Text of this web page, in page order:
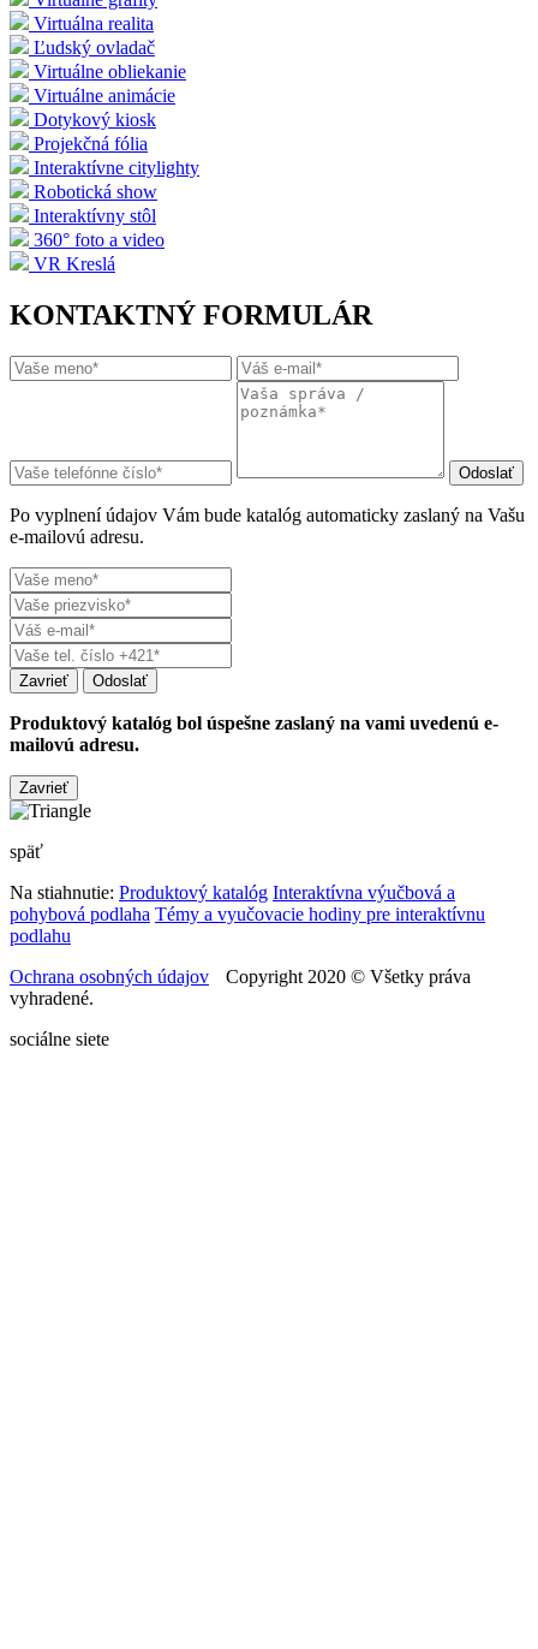
Virtuálna realita
Ľudský ovladač
Virtuálne obliekanie
Virtuálne animácie
Dotykový kiosk
Projekčná fólia
Interaktívne citylighty
Robotická show
Interaktívny stôl
360° foto a video
VR Kreslá
KONTAKTNÝ FORMULÁR
Po vyplnení údajov Vám bude katalóg automaticky zaslaný na Vašu
e-mailovú adresu.
Zavrieť
Produktový katalóg bol úspešne zaslaný na vami uvedenú e-
mailovú adresu.
Zavrieť
späť
Na stiahnutie: Produktový katalóg Interaktívna výučbová a
pohybová podlaha Témy a vyučovacie hodiny pre interaktívnu
podlahu
Ochrana osobných údajov
Copyright 2020 © Všetky práva
vyhradené.
sociálne siete